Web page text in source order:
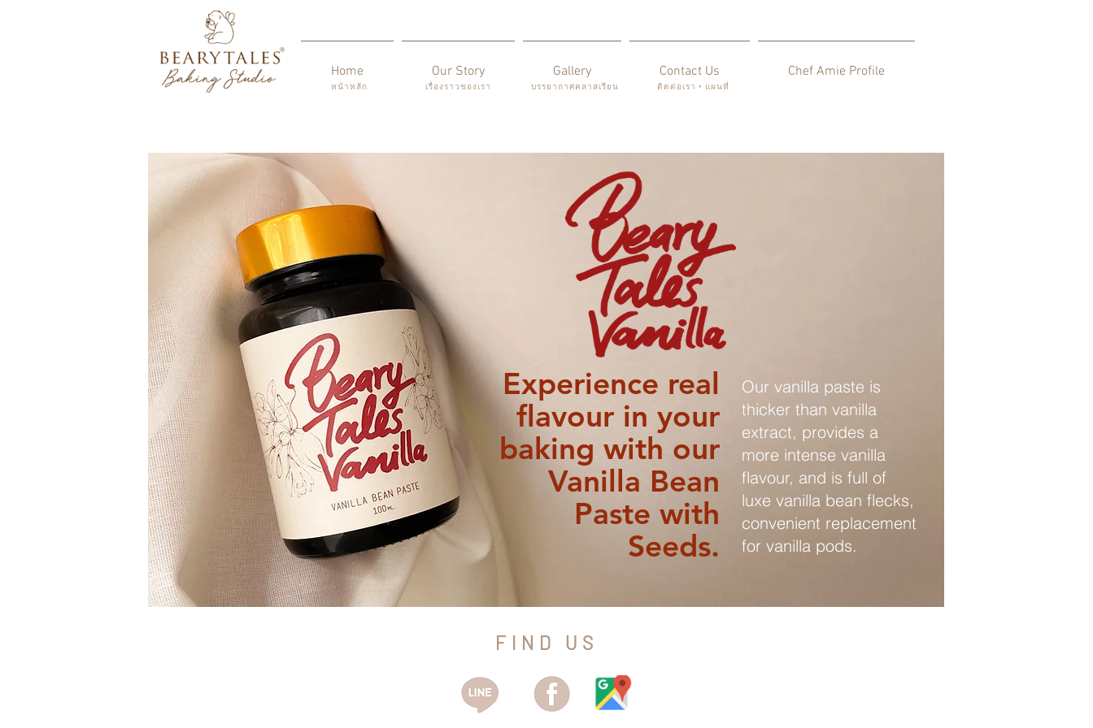
Home Our Story Gallery Contact Us Chef Amie Profile
เรื่องราวของเรา บรรยากาศคลาสเรียน ติดต่อเรา • แผนที่
หน้าหลัก
Experience real
flavour in your
baking with our
Vanilla Bean
Paste with
Seeds.
Our vanilla paste is
thicker than vanilla
extract, provides a
more intense vanilla
flavour, and is full of
luxe vanilla bean flecks,
convenient replacement
for vanilla pods.
FIND US